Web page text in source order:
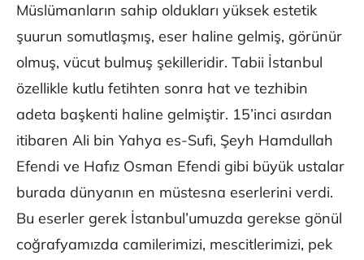
Müslümanların sahip oldukları yüksek estetik
şuurun somutlaşmış, eser haline gelmiş, görünür
olmuş, vücut bulmuş şekilleridir. Tabii İstanbul
özellikle kutlu fetihten sonra hat ve tezhibin
adeta başkenti haline gelmiştir. 15’inci asırdan
itibaren Ali bin Yahya es-Sufi, Şeyh Hamdullah
Efendi ve Hafız Osman Efendi gibi büyük ustalar
burada dünyanın en müstesna eserlerini verdi.
Bu eserler gerek İstanbul’umuzda gerekse gönül
coğrafyamızda camilerimizi, mescitlerimizi, pek